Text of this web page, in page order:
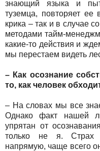
знающий языка и
туземца, повторяет ее
крика – так и в случае
методами тайм-
какие-то действия и
мы перестаем видеть
– Как осознание
то, как человек
– На словах мы все
Однако факт нашей
упрятан от
только не я. Страх
напрямую, чаще всего